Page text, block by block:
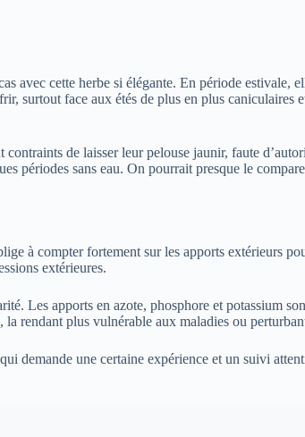
avec cette herbe si élégante. En période estivale,
surtout face aux étés de plus en plus caniculaires
de laisser leur pelouse jaunir, faute
périodes sans eau. On pourrait presque le
à compter fortement sur les apports extérieurs
extérieures.
Les apports en azote, phosphore et potassium
rendant plus vulnérable aux maladies ou
demande une certaine expérience et un suivi